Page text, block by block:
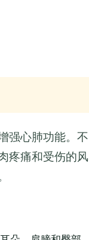
强心肺功能。不
疼痛和受伤的风